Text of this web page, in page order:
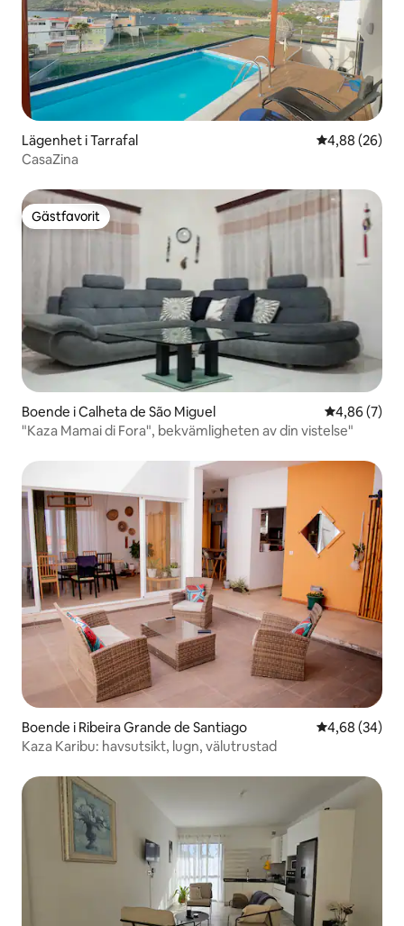
Lägenhet i Tarrafal 4,88 av 5 i
4,88 (26)
CasaZina
Gästfavorit
Gästfavorit
Boende i Calheta de São Miguel 4,86 av 5 i
4,86 (7)
"Kaza Mamai di Fora", bekvämligheten av din vistelse"
Boende i Ribeira Grande de Santiago 4,68 av 5 i
4,68 (34)
Kaza Karibu: havsutsikt, lugn, välutrustad